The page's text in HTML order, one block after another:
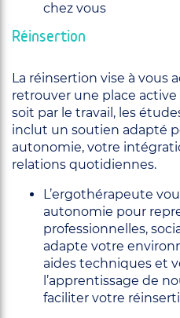
chez vous
Réinsertion
La réinsertion vise à vous
retrouver une place active
soit par le travail, les
inclut un soutien adapté
autonomie, votre
relations quotidiennes.
L’ergothérapeute
autonomie pour
professionnelles,
adapte votre
aides techniques et
l’apprentissage de
faciliter votre